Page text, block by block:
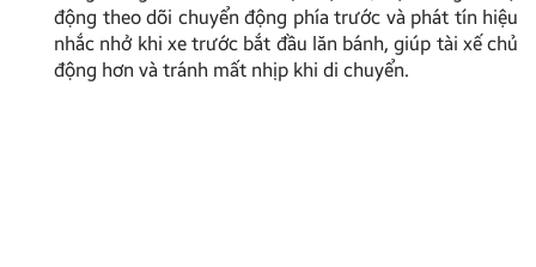
động theo dõi chuyển động phía trước và phát tín hiệu
nhắc nhở khi xe trước bắt đầu lăn bánh, giúp tài xế chủ
động hơn và tránh mất nhịp khi di chuyển.